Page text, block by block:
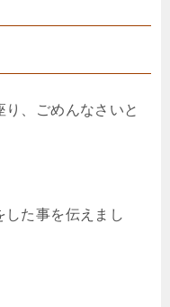
、ごめんなさいと
た事を伝えまし